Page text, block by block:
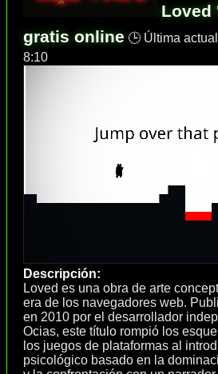
Loved
gratis online 🕒 Última
8:10
Descripción:
Loved es una obra de arte
era de los navegadores web.
en 2010 por el desarrollador
Ocias, este título rompió los
los juegos de plataformas al
psicológico basado en la